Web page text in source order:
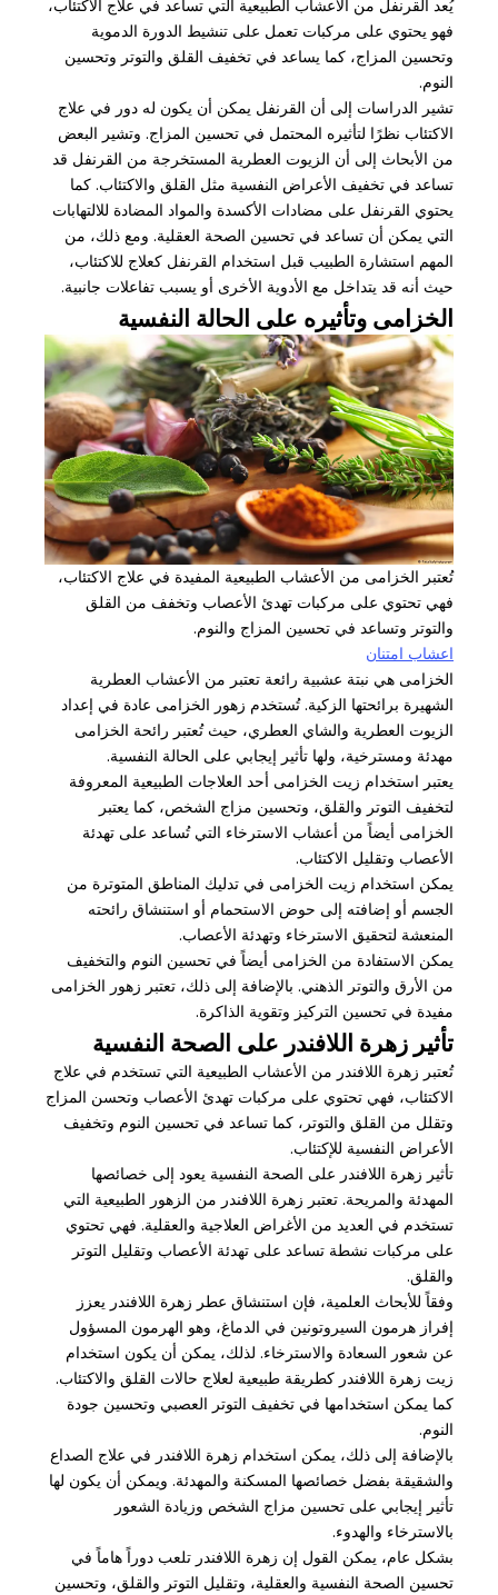
يُعد القرنفل من الأعشاب الطبيعية التي تساعد في علاج الاكتئاب،
فهو يحتوي على مركبات تعمل على تنشيط الدورة الدموية
وتحسين المزاج، كما يساعد في تخفيف القلق والتوتر وتحسين
النوم.
تشير الدراسات إلى أن القرنفل يمكن أن يكون له دور في علاج
الاكتئاب نظرًا لتأثيره المحتمل في تحسين المزاج. وتشير البعض
من الأبحاث إلى أن الزيوت العطرية المستخرجة من القرنفل قد
تساعد في تخفيف الأعراض النفسية مثل القلق والاكتئاب. كما
يحتوي القرنفل على مضادات الأكسدة والمواد المضادة للالتهابات
التي يمكن أن تساعد في تحسين الصحة العقلية. ومع ذلك، من
المهم استشارة الطبيب قبل استخدام القرنفل كعلاج للاكتئاب،
حيث أنه قد يتداخل مع الأدوية الأخرى أو يسبب تفاعلات جانبية.
الخزامى وتأثيره على الحالة النفسية
تُعتبر الخزامى من الأعشاب الطبيعية المفيدة في علاج الاكتئاب،
فهي تحتوي على مركبات تهدئ الأعصاب وتخفف من القلق
والتوتر وتساعد في تحسين المزاج والنوم.
اعشاب امتنان
الخزامى هي نبتة عشبية رائعة تعتبر من الأعشاب العطرية
الشهيرة برائحتها الزكية. تُستخدم زهور الخزامى عادة في إعداد
الزيوت العطرية والشاي العطري، حيث تُعتبر رائحة الخزامى
مهدئة ومسترخية، ولها تأثير إيجابي على الحالة النفسية.
يعتبر استخدام زيت الخزامى أحد العلاجات الطبيعية المعروفة
لتخفيف التوتر والقلق، وتحسين مزاج الشخص، كما يعتبر
الخزامى أيضاً من أعشاب الاسترخاء التي تُساعد على تهدئة
الأعصاب وتقليل الاكتئاب.
يمكن استخدام زيت الخزامى في تدليك المناطق المتوترة من
الجسم أو إضافته إلى حوض الاستحمام أو استنشاق رائحته
المنعشة لتحقيق الاسترخاء وتهدئة الأعصاب.
يمكن الاستفادة من الخزامى أيضاً في تحسين النوم والتخفيف
من الأرق والتوتر الذهني. بالإضافة إلى ذلك، تعتبر زهور الخزامى
مفيدة في تحسين التركيز وتقوية الذاكرة.
تأثير زهرة اللافندر على الصحة النفسية
تُعتبر زهرة اللافندر من الأعشاب الطبيعية التي تستخدم في علاج
الاكتئاب، فهي تحتوي على مركبات تهدئ الأعصاب وتحسن المزاج
وتقلل من القلق والتوتر، كما تساعد في تحسين النوم وتخفيف
الأعراض النفسية للإكتئاب.
تأثير زهرة اللافندر على الصحة النفسية يعود إلى خصائصها
المهدئة والمريحة. تعتبر زهرة اللافندر من الزهور الطبيعية التي
تستخدم في العديد من الأغراض العلاجية والعقلية. فهي تحتوي
على مركبات نشطة تساعد على تهدئة الأعصاب وتقليل التوتر
والقلق.
وفقاً للأبحاث العلمية، فإن استنشاق عطر زهرة اللافندر يعزز
إفراز هرمون السيروتونين في الدماغ، وهو الهرمون المسؤول
عن شعور السعادة والاسترخاء. لذلك، يمكن أن يكون استخدام
زيت زهرة اللافندر كطريقة طبيعية لعلاج حالات القلق والاكتئاب.
كما يمكن استخدامها في تخفيف التوتر العصبي وتحسين جودة
النوم.
بالإضافة إلى ذلك، يمكن استخدام زهرة اللافندر في علاج الصداع
والشقيقة بفضل خصائصها المسكنة والمهدئة. ويمكن أن يكون لها
تأثير إيجابي على تحسين مزاج الشخص وزيادة الشعور
بالاسترخاء والهدوء.
بشكل عام، يمكن القول إن زهرة اللافندر تلعب دوراً هاماً في
تحسين الصحة النفسية والعقلية، وتقليل التوتر والقلق، وتحسين